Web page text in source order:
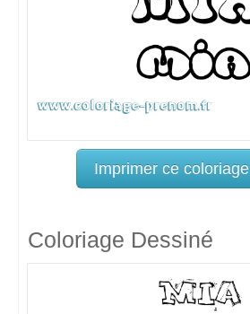
Imprimer ce coloriage
Coloriage Dessiné